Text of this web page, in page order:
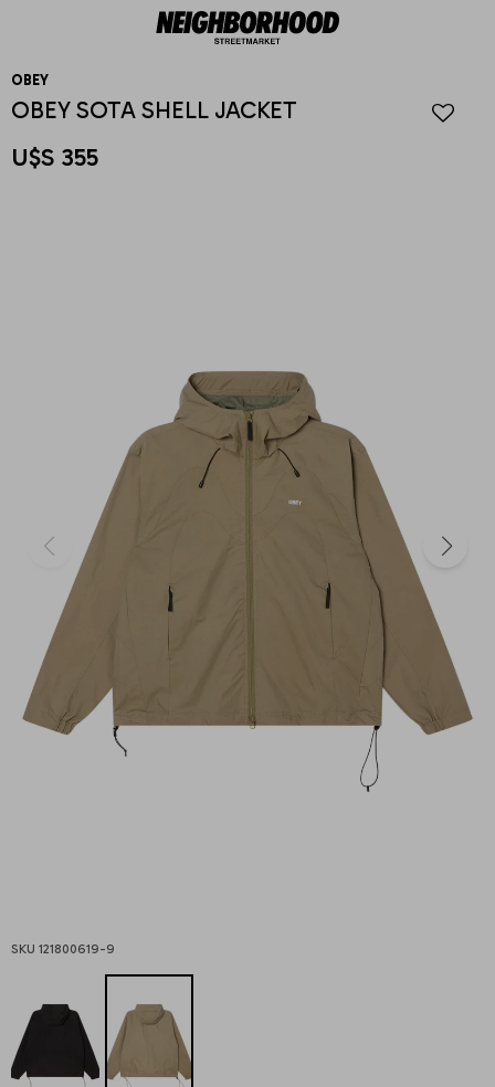
OBEY
OBEY SOTA SHELL JACKET
U$S 355
121800619-9